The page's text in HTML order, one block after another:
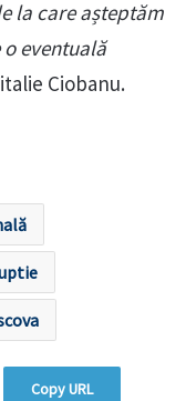
la care așteptăm
eventuală
Ciobanu.
Copy URL